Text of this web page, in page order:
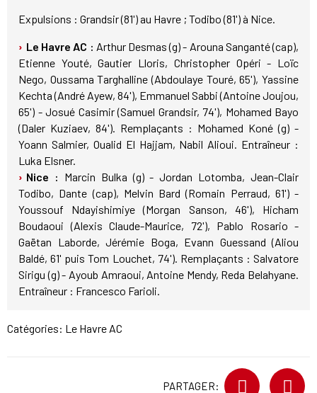
Expulsions : Grandsir (81') au Havre ; Todibo (81') à Nice.
Le Havre AC : Arthur Desmas (g) - Arouna Sanganté (cap),
Etienne Youté, Gautier Lloris, Christopher Opéri - Loïc
Nego, Oussama Targhalline (Abdoulaye Touré, 65'), Yassine
Kechta (André Ayew, 84'), Emmanuel Sabbi (Antoine Joujou,
65') - Josué Casimir (Samuel Grandsir, 74'), Mohamed Bayo
(Daler Kuziaev, 84'). Remplaçants : Mohamed Koné (g) -
Yoann Salmier, Oualid El Hajjam, Nabil Alioui. Entraîneur :
Luka Elsner.
Nice : Marcin Bulka (g) - Jordan Lotomba, Jean-Clair
Todibo, Dante (cap), Melvin Bard (Romain Perraud, 61') -
Youssouf Ndayishimiye (Morgan Sanson, 46'), Hicham
Boudaoui (Alexis Claude-Maurice, 72'), Pablo Rosario -
Gaëtan Laborde, Jérémie Boga, Evann Guessand (Aliou
Baldé, 61' puis Tom Louchet, 74'). Remplaçants : Salvatore
Sirigu (g) - Ayoub Amraoui, Antoine Mendy, Reda Belahyane.
Entraîneur : Francesco Farioli.
Catégories: Le Havre AC
PARTAGER: